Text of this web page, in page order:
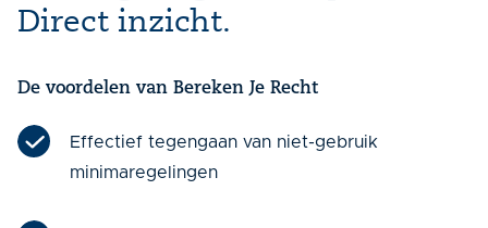
Direct inzicht.
De voordelen van Bereken Je Recht
Effectief tegengaan van niet-gebruik
minimaregelingen